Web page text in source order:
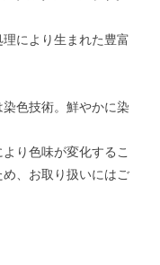
により生まれた豊富
色技術。鮮やかに染
り色味が変化するこ
、お取り扱いにはご